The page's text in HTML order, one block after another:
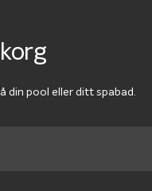
din pool eller ditt spabad.